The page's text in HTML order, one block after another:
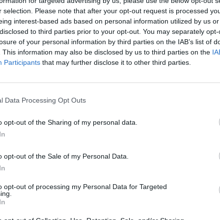
selection. Please note that after your opt-out request is processed
interest-based ads based on personal information utilized by us
to third parties prior to your opt-out. You may separately
of your personal information by third parties on the IAB’s list of
This information may also be disclosed by us to third parties on the
Participants that may further disclose it to other third parties.
Data Processing Opt Outs
opt-out of the Sharing of my personal data.
opt-out of the Sale of my Personal Data.
opt-out of processing my Personal Data for Targeted
január 1-jétől drasztikusan korlátozza a nehéz
lakott területen kívül gyakorlatilag csak a fő
A frissen elfogadott rendelet célja, hogy
a tranzitforgalom okozta környezeti terheléstől,
2026Új lehetőségek a magyar egészségügy előtt - De mégis
szektor? Jubileumi konferenciánkon kiderül.Információ és
megjelent 439/2025. (XII. 23.) számú kormányrendelet
közlekedési lehetőségeit Magyarországon. Az új szabályozás...
portfolio.hu hírarchívumához tartozik, melynek olvasása
tartalmazza: